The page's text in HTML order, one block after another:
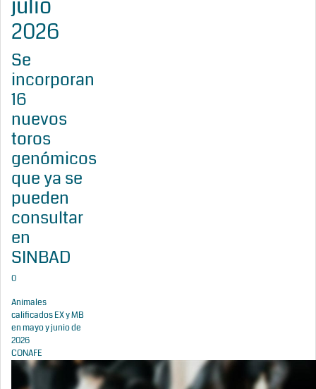
julio
2026
Se
incorporan
16
nuevos
toros
genómicos
que ya se
pueden
consultar
en
SINBAD
0
Animales
calificados EX y MB
en mayo y junio de
2026
CONAFE